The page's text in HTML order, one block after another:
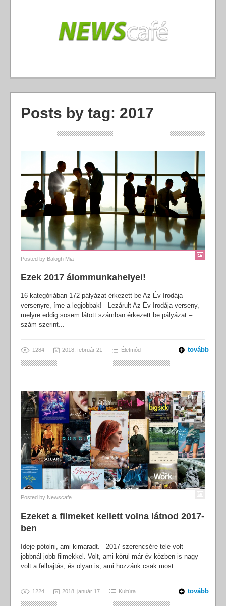
Posts by tag: 2017
Posted by Balogh Mia
Ezek 2017 álommunkahelyei!
16 kategóriában 172 pályázat érkezett be Az Év Irodája
versenyre, íme a legjobbak! Lezárult Az Év Irodája verseny,
melyre eddig sosem látott számban érkezett be pályázat –
szám szerint...
1284 2018. február 21 Életmód tovább
Posted by Newscafe
Ezeket a filmeket kellett volna látnod 2017-
ben
Ideje pótolni, ami kimaradt. 2017 szerencsére tele volt
jobbnál jobb filmekkel. Volt, ami körül már év közben is nagy
volt a felhajtás, és olyan is, ami hozzánk csak most...
1224 2018. január 17 Kultúra tovább